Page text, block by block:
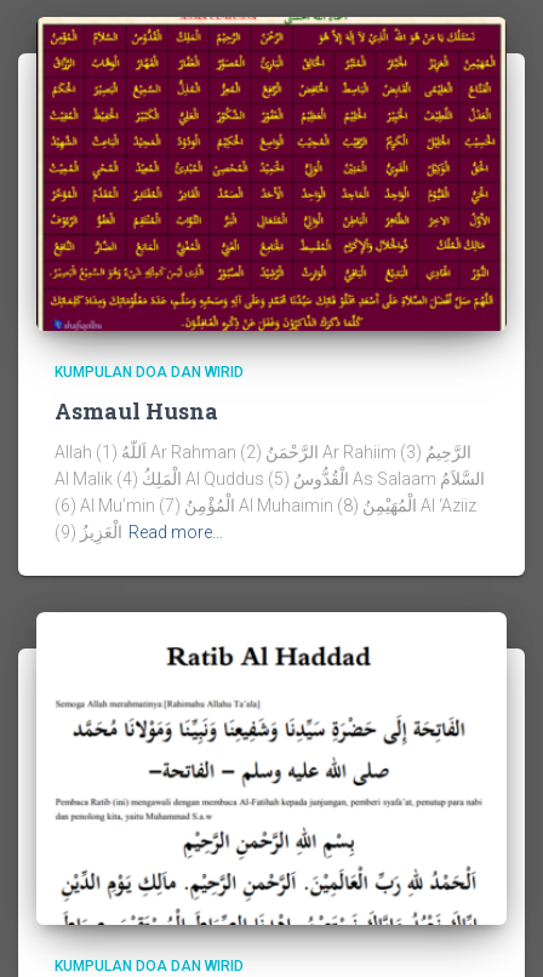
KUMPULAN DOA DAN WIRID
Asmaul Husna
Allah اَللّهُ (1) Ar Rahman الرَّحْمَنُ (2) Ar Rahiim الرَّحِيمُ (3)
Al Malik الْمَلِكُ (4) Al Quddus الْقُدُّوسُ (5) As Salaam السَّلاَمُ
(6) Al Mu’min الْمُؤْمِنُ (7) Al Muhaimin الْمُهَيْمِنُ (8) Al ‘Aziiz
الْعَزِيزُ (9) Read more…
KUMPULAN DOA DAN WIRID